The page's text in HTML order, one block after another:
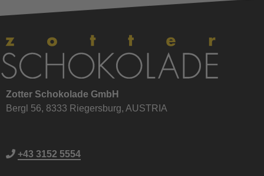
Zotter Schokolade GmbH
Bergl 56, 8333 Riegersburg, AUSTRIA
+43 3152 5554